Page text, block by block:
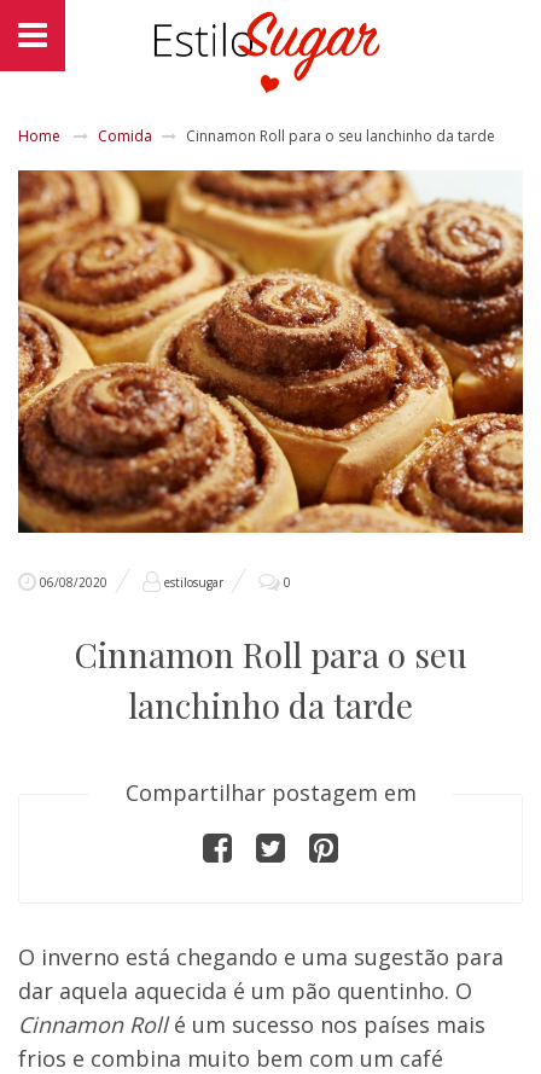
Home Comida Cinnamon Roll para o seu lanchinho da tarde
06/08/2020 estilosugar 0
Cinnamon Roll para o seu
lanchinho da tarde
Compartilhar postagem em
O inverno está chegando e uma sugestão para
dar aquela aquecida é um pão quentinho. O
Cinnamon Rollé um sucesso nos países mais
frios e combina muito bem com um café